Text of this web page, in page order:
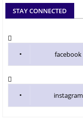
STAY CONNECTED
facebook
instagram